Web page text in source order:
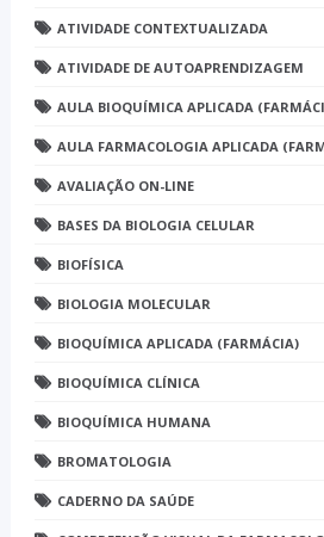
ATIVIDADE CONTEXTUALIZADA
ATIVIDADE DE AUTOAPRENDIZAGEM
AULA BIOQUÍMICA APLICADA
AULA FARMACOLOGIA APLICADA
AVALIAÇÃO ON-LINE
BASES DA BIOLOGIA CELULAR
BIOFÍSICA
BIOLOGIA MOLECULAR
BIOQUÍMICA APLICADA (FARMÁCIA)
BIOQUÍMICA CLÍNICA
BIOQUÍMICA HUMANA
BROMATOLOGIA
CADERNO DA SAÚDE